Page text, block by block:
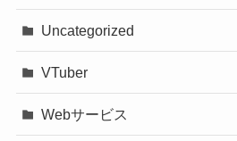
Uncategorized
VTuber
Webサービス